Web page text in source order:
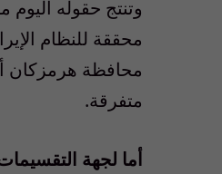
متفرقة.
أما لجهة